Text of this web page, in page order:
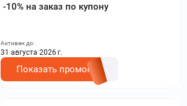
-10% на заказ по купону
Активен до:
31 августа 2026 г.
Показать промокод